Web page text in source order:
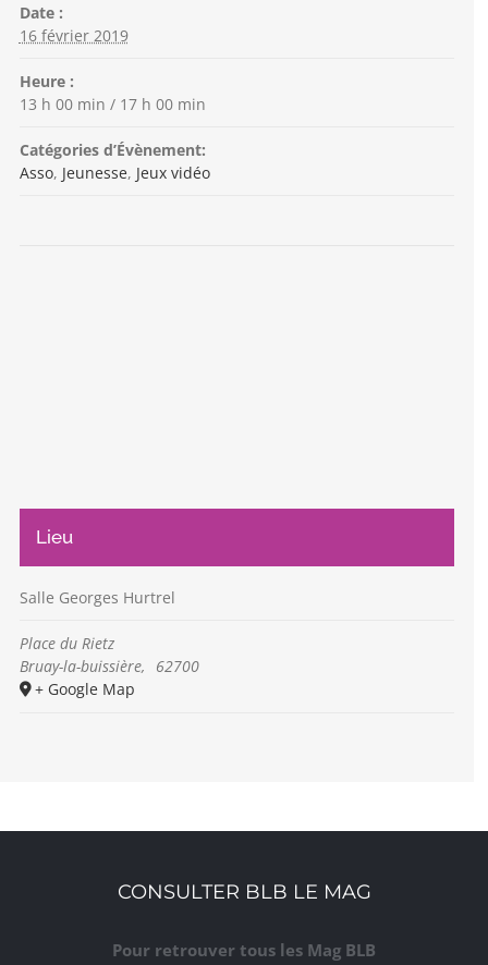
Date :
16 février 2019
Heure :
13 h 00 min / 17 h 00 min
Catégories d’Évènement:
Asso, Jeunesse, Jeux vidéo
Lieu
Salle Georges Hurtrel
Place du Rietz
Bruay-la-buissière,
62700
+ Google Map
CONSULTER BLB LE MAG
Pour retrouver tous les Mag BLB